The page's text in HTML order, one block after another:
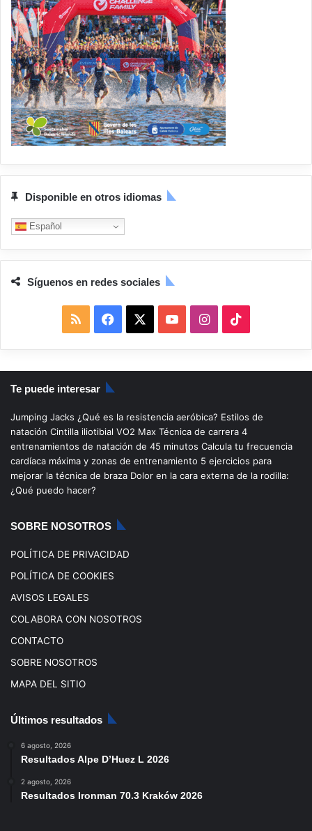
Disponible en otros idiomas
Español
Síguenos en redes sociales
S
S
a
c
b
o
o
u
u
b
I
n
s
a
g
i
k
o
k
Te puede interesar
Jumping Jacks ¿Qué es la resistencia aeróbica? Estilos de
natación Cintilla iliotibial VO2 Max Técnica de carrera 4
entrenamientos de natación de 45 minutos Calcula tu frecuencia
cardíaca máxima y zonas de entrenamiento 5 ejercicios para
mejorar la técnica de braza Dolor en la cara externa de la rodilla:
¿Qué puedo hacer?
SOBRE NOSOTROS
POLÍTICA DE PRIVACIDAD
POLÍTICA DE COOKIES
AVISOS LEGALES
COLABORA CON NOSOTROS
CONTACTO
SOBRE NOSOTROS
MAPA DEL SITIO
Últimos resultados
6 agosto, 2026
Resultados Alpe D’Huez L 2026
2 agosto, 2026
Resultados Ironman 70.3 Kraków 2026